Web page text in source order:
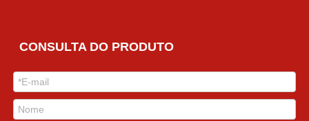
CONSULTA DO PRODUTO